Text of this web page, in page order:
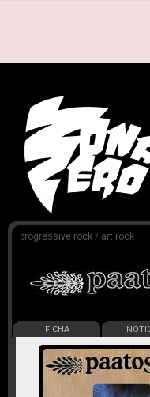
progressive rock / art rock
FICHA